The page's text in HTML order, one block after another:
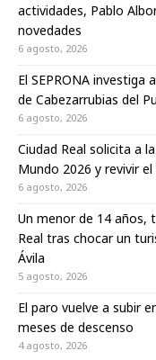
actividades, Pablo
novedades
6 agosto, 2026
El SEPRONA
de Cabezarrubias del
6 agosto, 2026
Ciudad Real solicita a
Mundo 2026 y revivir
6 agosto, 2026
Un menor de 14 años,
Real tras chocar un
Ávila
5 agosto, 2026
El paro vuelve a subir
meses de descenso
4 agosto, 2026